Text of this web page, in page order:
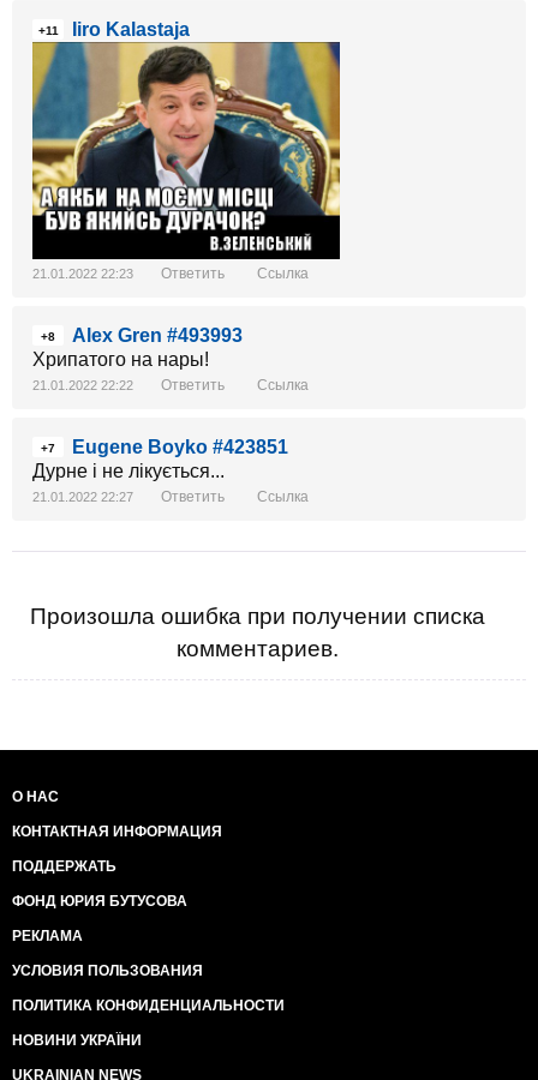
+11 Iiro Kalastaja
21.01.2022 22:23 Ответить Ссылка
+8
Alex Gren #493993
Хрипатого на нары!
21.01.2022 22:22 Ответить Ссылка
+7
Eugene Boyko #423851
Дурне і не лікується...
21.01.2022 22:27 Ответить Ссылка
Произошла ошибка при получении списка
комментариев.
О НАС
КОНТАКТНАЯ ИНФОРМАЦИЯ
ПОДДЕРЖАТЬ
ФОНД ЮРИЯ БУТУСОВА
РЕКЛАМА
УСЛОВИЯ ПОЛЬЗОВАНИЯ
ПОЛИТИКА КОНФИДЕНЦИАЛЬНОСТИ
НОВИНИ УКРАЇНИ
UKRAINIAN NEWS